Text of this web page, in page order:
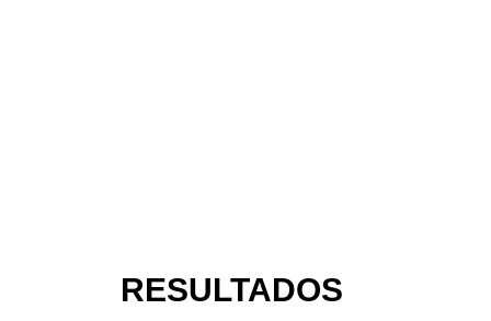
RESULTADOS